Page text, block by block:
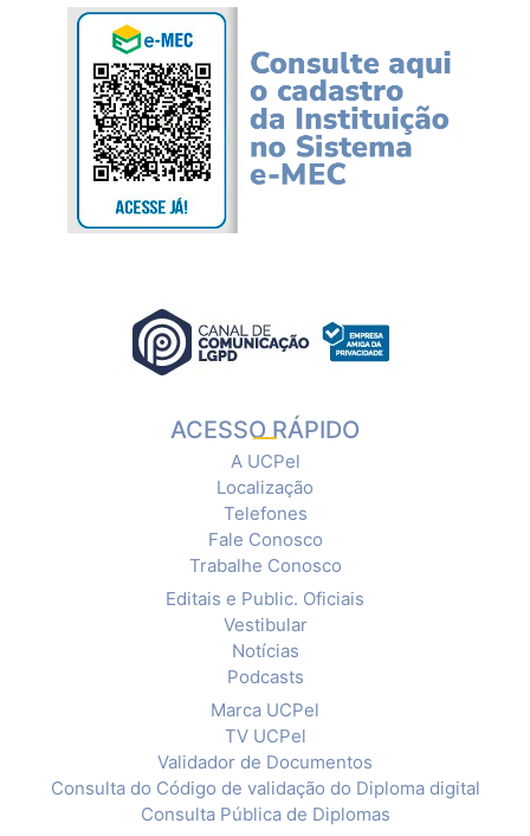
ACESSO RÁPIDO
A UCPel
Localização
Telefones
Fale Conosco
Trabalhe Conosco
Editais e Public. Oficiais
Vestibular
Notícias
Podcasts
Marca UCPel
TV UCPel
Validador de Documentos
Consulta do Código de validação do Diploma digital
Consulta Pública de Diplomas